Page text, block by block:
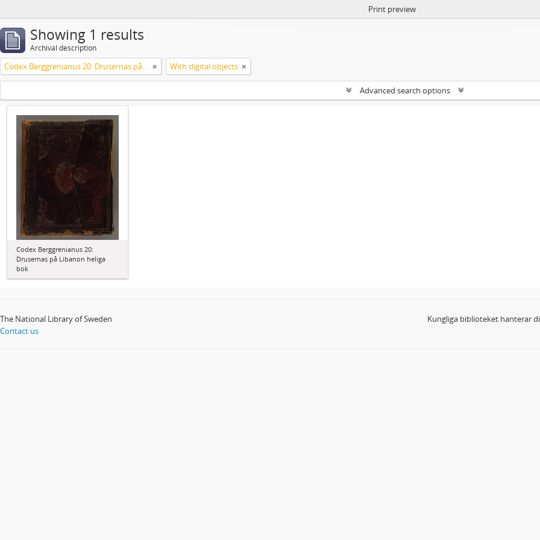
Print preview
Showing 1 results
Archival description
Codex Berggrenianus 20: Drusernas på Libanon heliga bok With digital objects
Advanced search options
Codex Berggrenianus 20:
Drusernas på Libanon heliga
bok
The National Library of Sweden
Contact us
Kungliga biblioteket hanterar